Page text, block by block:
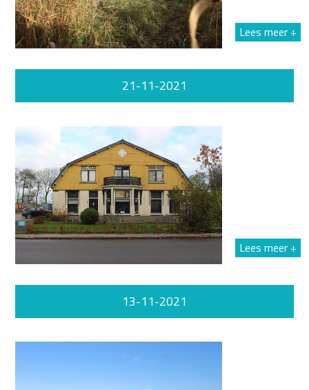
Lees meer +
21-11-2021
Lees meer +
13-11-2021